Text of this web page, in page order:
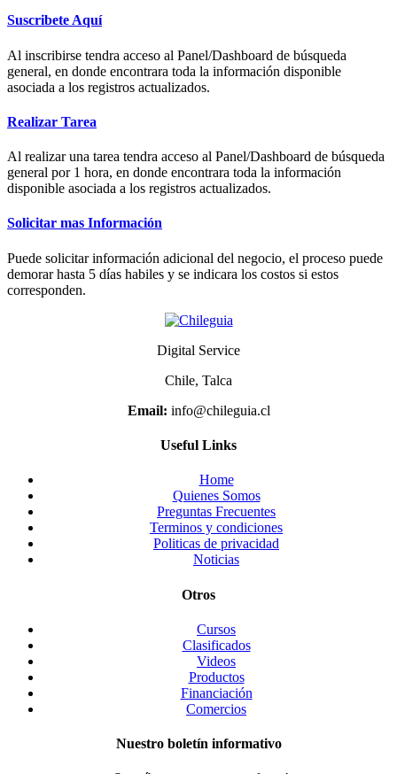
Suscribete Aquí
Al inscribirse tendra acceso al Panel/Dashboard de búsqueda
general, en donde encontrara toda la información disponible
asociada a los registros actualizados.
Realizar Tarea
Al realizar una tarea tendra acceso al Panel/Dashboard de búsqueda
general por 1 hora, en donde encontrara toda la información
disponible asociada a los registros actualizados.
Solicitar mas Información
Puede solicitar información adicional del negocio, el proceso puede
demorar hasta 5 días habiles y se indicara los costos si estos
corresponden.
Digital Service
Chile, Talca
Email: info@chileguia.cl
Useful Links
Home
Quienes Somos
Preguntas Frecuentes
Terminos y condiciones
Politicas de privacidad
Noticias
Otros
Cursos
Clasificados
Videos
Productos
Financiación
Comercios
Nuestro boletín informativo